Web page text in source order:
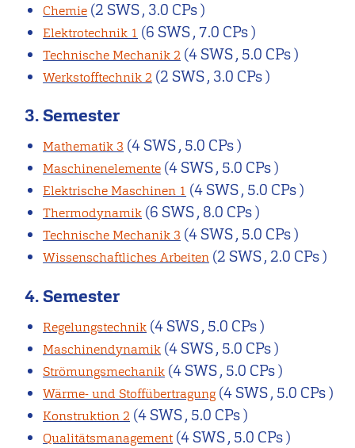
Chemie (2 SWS , 3.0 CPs )
Elektrotechnik 1 (6 SWS , 7.0 CPs )
Technische Mechanik 2 (4 SWS , 5.0 CPs )
Werkstofftechnik 2 (2 SWS , 3.0 CPs )
3. Semester
Mathematik 3 (4 SWS , 5.0 CPs )
Maschinenelemente (4 SWS , 5.0 CPs )
Elektrische Maschinen 1 (4 SWS , 5.0 CPs )
Thermodynamik (6 SWS , 8.0 CPs )
Technische Mechanik 3 (4 SWS , 5.0 CPs )
Wissenschaftliches Arbeiten (2 SWS , 2.0 CPs )
4. Semester
Regelungstechnik (4 SWS , 5.0 CPs )
Maschinendynamik (4 SWS , 5.0 CPs )
Strömungsmechanik (4 SWS , 5.0 CPs )
Wärme- und Stoffübertragung (4 SWS , 5.0 CPs )
Konstruktion 2 (4 SWS , 5.0 CPs )
Qualitätsmanagement (4 SWS , 5.0 CPs )